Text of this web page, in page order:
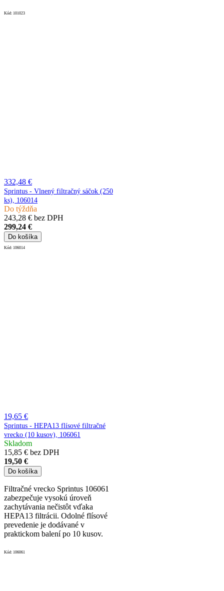
Kód: 101023
332,48 €
Sprintus - Vlnený filtračný sáčok (250
ks), 106014
Do týždňa
243,28 € bez DPH
299,24 €
Do košíka
Kód: 106014
19,65 €
Sprintus - HEPA13 flísové filtračné
vrecko (10 kusov), 106061
Skladom
15,85 € bez DPH
19,50 €
Do košíka
Filtračné vrecko Sprintus 106061
zabezpečuje vysokú úroveň
zachytávania nečistôt vďaka
HEPA13 filtrácii. Odolné flísové
prevedenie je dodávané v
praktickom balení po 10 kusov.
Kód: 106061